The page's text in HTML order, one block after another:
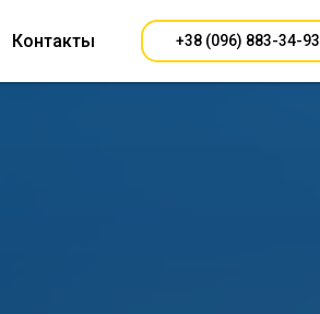
Контакты +38 (096) 883-34-93